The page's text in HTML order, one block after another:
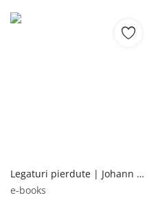
Legaturi pierdute | Johann Hari Trei
e-books